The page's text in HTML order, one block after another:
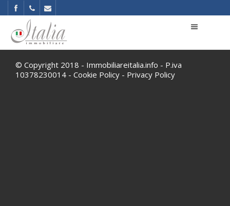
© Copyright 2018 - Immobiliareitalia.info - P.iva
10378230014 - Cookie Policy - Privacy Policy